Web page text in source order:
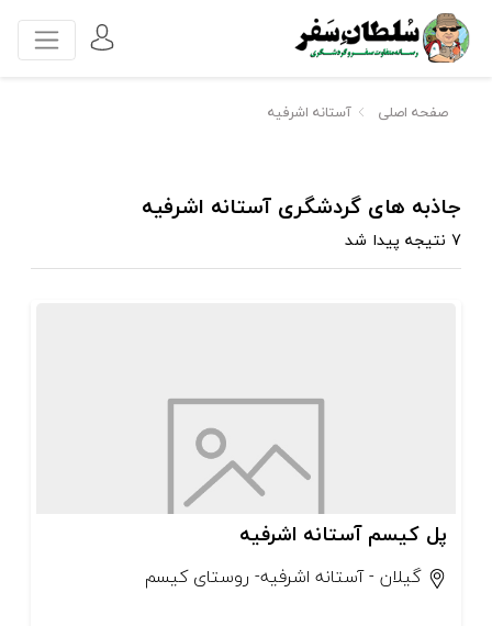
صفحه اصلی آستانه اشرفیه
جاذبه های گردشگری آستانه اشرفیه
7 نتیجه پیدا شد
پل کیسم آستانه اشرفیه
گیلان - آستانه اشرفیه- روستای کیسم